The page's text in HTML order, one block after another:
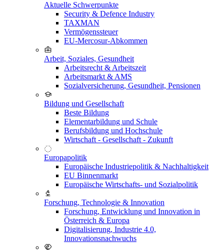
Aktuelle Schwerpunkte
Security & Defence Industry
TAXMAN
Vermögenssteuer
EU-Mercosur-Abkommen
Arbeit, Soziales, Gesundheit
Arbeitsrecht & Arbeitszeit
Arbeitsmarkt & AMS
Sozialversicherung, Gesundheit, Pensionen
Bildung und Gesellschaft
Beste Bildung
Elementarbildung und Schule
Berufsbildung und Hochschule
Wirtschaft - Gesellschaft - Zukunft
Europapolitik
Europäische Industriepolitik & Nachhaltigkeit
EU Binnenmarkt
Europäische Wirtschafts- und Sozialpolitik
Forschung, Technologie & Innovation
Forschung, Entwicklung und Innovation in
Österreich & Europa
Digitalisierung, Industrie 4.0,
Innovationsnachwuchs